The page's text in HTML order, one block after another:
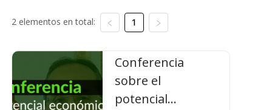
2 elementos en total: 1
Conferencia
sobre el
potencial...